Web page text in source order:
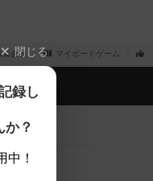
集会所 マイボードゲーム
閉じる
録し
か？
中！